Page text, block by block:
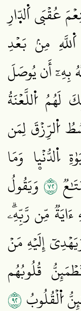
عُقۡبَى اَ۬لدّ۪ارِ
مِنۢ بَعۡدِ
بِهِۦٓ أَن يُوصَلَ
لَهُمُ اُ۬للَّعۡنَةُ
اُ۬لرِّزۡقَ لِمَن
اِ۬لدُّنۡيۭا وَمَا
٢٧ وَيَقُولُ
ءَايَةٞ مِّن رَّبِّهِۦۗ
إِلَيۡهِ مَنۡ
قُلُوبُهُم
اُ۬لۡقُلُوبُ٢٩